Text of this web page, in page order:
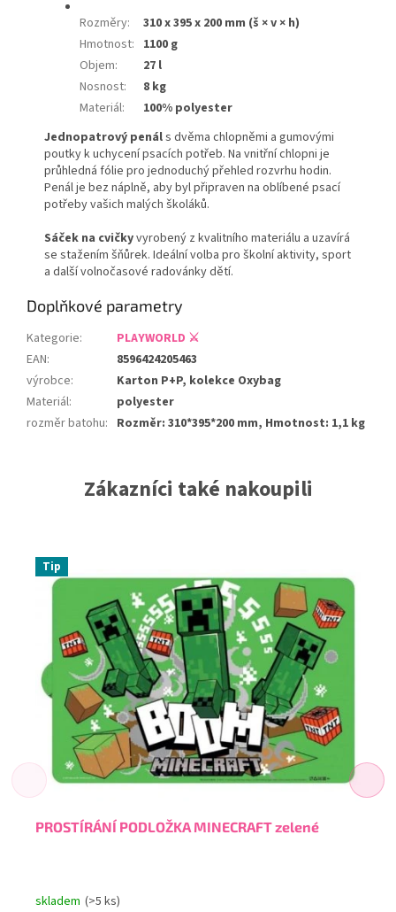
Rozměry:
310 x 395 x 200 mm (š × v × h)
Hmotnost: 1100 g
Objem:
27 l
Nosnost:
8 kg
Materiál:
100% polyester
Jednopatrový penáls dvěma chlopněmi a gumovými
poutky k uchycení psacích potřeb. Na vnitřní chlopni je
průhledná fólie pro jednoduchý přehled rozvrhu hodin.
Penál je bez náplně, aby byl připraven na oblíbené psací
potřeby vašich malých školáků.
Sáček na cvičkyvyrobený z kvalitního materiálu a uzavírá
se stažením šňůrek. Ideální volba pro školní aktivity, sport
a další volnočasové radovánky dětí.
Doplňkové parametry
Kategorie:
PLAYWORLD ⚔️
EAN:
8596424205463
výrobce:
Karton P+P, kolekce Oxybag
Materiál:
polyester
rozměr batohu: Rozměr: 310*395*200 mm, Hmotnost: 1,1 kg
Zákazníci také nakoupili
Tip
PROSTÍRÁNÍ PODLOŽKA MINECRAFT zelené
skladem (>5 ks)